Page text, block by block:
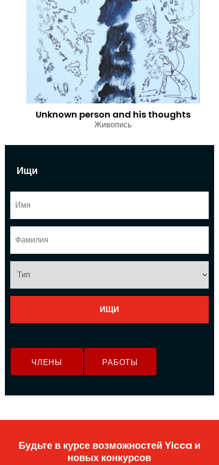
Ищи
ЧЛЕНЫ РАБОТЫ
Unknown person and his thoughts
Живопись
Будьте в курсе возможностей Yicca и
новых конкурсов